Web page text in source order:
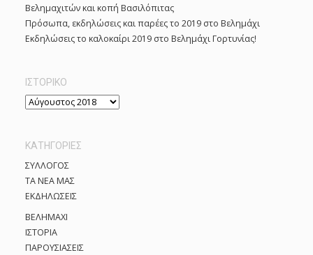
Βελημαχιτών και κοπή Βασιλόπιτας
Πρόσωπα, εκδηλώσεις και παρέες το 2019 στο Βελημάχι
Εκδηλώσεις το καλοκαίρι 2019 στο Βελημάχι Γορτυνίας!
ΙΣΤΟΡΙΚΌ
ο
ρ
ι
κ
KΑΤΗΓΟΡΊΕΣ
ΣΥΛΛΟΓΟΣ
ΤΑ ΝΕΑ ΜΑΣ
ΕΚΔΗΛΩΣΕΙΣ
ΒΕΛΗΜΑΧΙ
ΙΣΤΟΡΙΑ
ΠΑΡΟΥΣΙΑΣΕΙΣ